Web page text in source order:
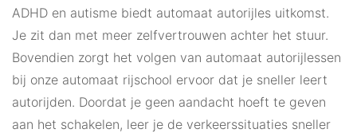
ADHD en autisme biedt automaat autorijles uitkomst.
Je zit dan met meer zelfvertrouwen achter het stuur.
Bovendien zorgt het volgen van automaat autorijlessen
bij onze automaat rijschool ervoor dat je sneller leert
autorijden. Doordat je geen aandacht hoeft te geven
aan het schakelen, leer je de verkeerssituaties sneller